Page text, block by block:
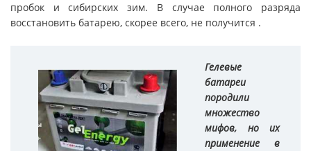
пробок и сибирских зим. В случае полного разряда
восстановить батарею, скорее всего, не получится .
Гелевые
батареи
породили
множество
мифов, но их
применение в